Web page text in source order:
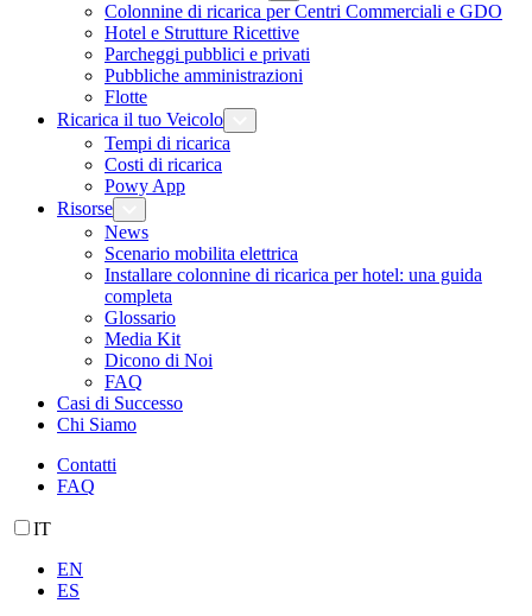
Colonnine di ricarica per Centri Commerciali e GDO
Hotel e Strutture Ricettive
Parcheggi pubblici e privati
Pubbliche amministrazioni
Flotte
Ricarica il tuo Veicolo
Tempi di ricarica
Costi di ricarica
Powy App
Risorse
News
Scenario mobilita elettrica
Installare colonnine di ricarica per hotel: una guida
completa
Glossario
Media Kit
Dicono di Noi
FAQ
Casi di Successo
Chi Siamo
Contatti
FAQ
IT
EN
ES